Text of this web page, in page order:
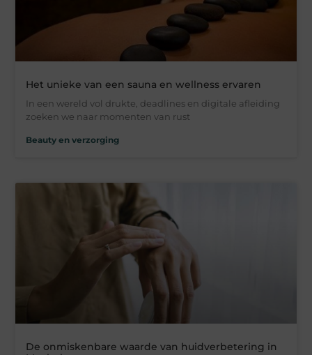
Het unieke van een sauna en wellness ervaren
In een wereld vol drukte, deadlines en digitale afleiding
zoeken we naar momenten van rust
Beauty en verzorging
De onmiskenbare waarde van huidverbetering in